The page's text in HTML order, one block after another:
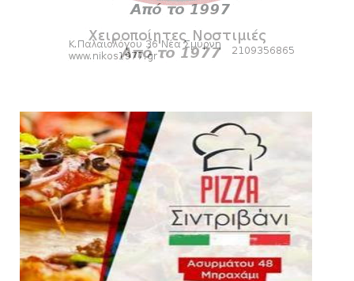
August 03, 2026
ΠΑΝΙΩΝΙΑ ΕΚΠΟΜΠΗ
Πανιώνια Εκπομπή: Ραντεβού απόψε στις
SUPERLEAGUE2
Mαρκό: Ανακοίνωσε τον 39χρονο επιθετικό
Ελ Αραμπί
August 02, 2026